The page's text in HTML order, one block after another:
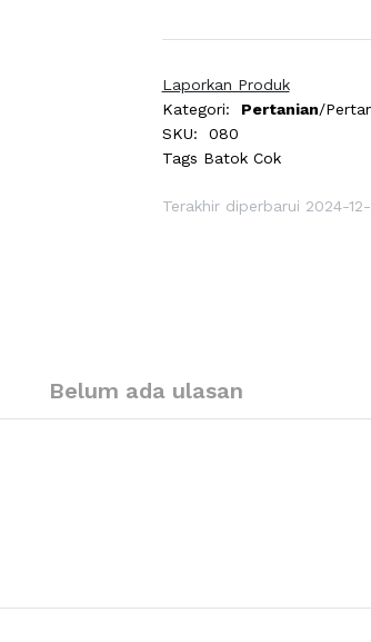
Laporkan Produk
Kategori:
Pertanian/
SKU:
080
Tags Batok Cok
Terakhir diperbarui 2024-
Belum ada ulasan